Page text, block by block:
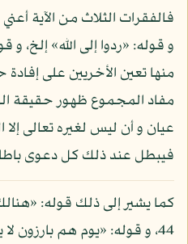
فالفقرات الثلاث من الآية
و قوله: «ردوا إلى الله» إلخ،
منها تعين الأخريين على
مفاد المجموع ظهور حقيقة
عيان و أن ليس لغيره تعالى
فيبطل عند ذلك كل دعوى باطلة
كما يشير إلى ذلك قوله:
44، و قوله: «يوم هم بارزون